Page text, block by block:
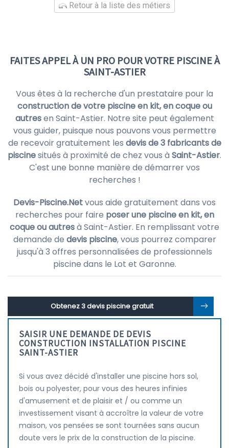
Retour à la liste des métiers
FAITES APPEL À UN PRO POUR VOTRE PISCINE À
SAINT-ASTIER
Vous êtes à la recherche d'un prestataire pour la
construction de votre piscine en kit, en coque ou
autresen Saint-Astier. Notre site peut également
vous guider, puisque nous pouvons vous permettre
de recevoir gratuitement les devis de 3 fabricants de
piscinesitués à proximité de chez vous à Saint-Astier.
C'est une bonne manière de démarrer vos
recherches !
Devis-Piscine.Netvous aide gratuitement dans vos
recherches pour faire poser une piscine en kit, en
coque ou autresà Saint-Astier. En remplissant votre
demande de devis piscine, vous pourrez comparer
jusqu'à 3 offres personnalisées de professionnels
piscine dans le Lot et Garonne.
Obtenez 3 devis piscine gratuit
SAISIR UNE DEMANDE DE DEVIS
CONSTRUCTION INSTALLATION PISCINE
SAINT-ASTIER
Si vous avez décidé d'installer une piscine hors sol,
bois ou polyester, pour vous des heures infinies
d'amusement et de plaisir et / ou comme un
investissement visant à accroître la valeur de votre
maison, vos pensées se sont tournées sans aucun
doute vers le prix de la construction de la piscine.